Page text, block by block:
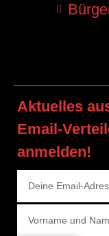
Aktuelles
Email-
anmelden!